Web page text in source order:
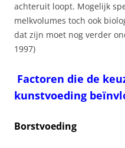
achteruit loopt. Mogelijk
melkvolumes toch ook
dat zijn moet nog verder
1997)
Factoren die de
kunstvoeding
Borstvoeding